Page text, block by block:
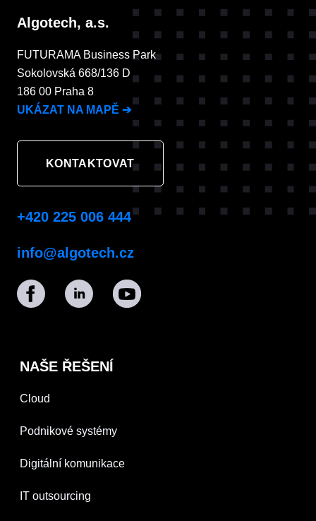
Algotech, a.s.
FUTURAMA Business Park
Sokolovská 668/136 D
186 00 Praha 8
UKÁZAT NA MAPĚ ➔
KONTAKTOVAT
+420 225 006 444
info@algotech.cz
NAŠE ŘEŠENÍ
Cloud
Podnikové systémy
Digitální komunikace
IT outsourcing